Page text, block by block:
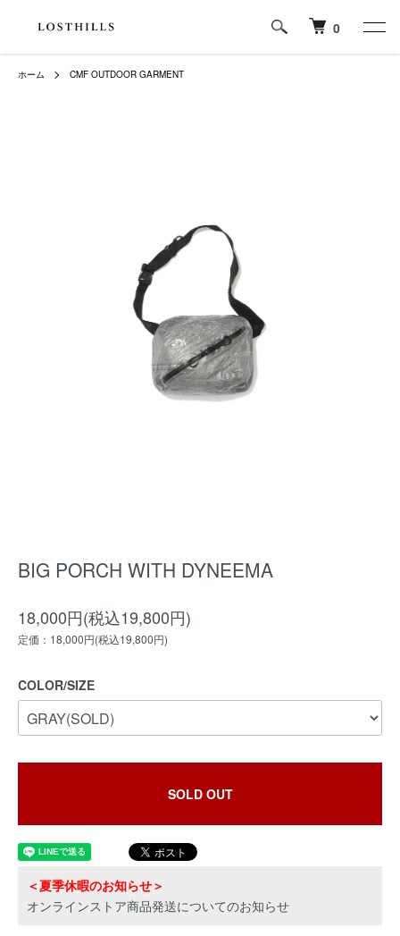
0
ホーム CMF OUTDOOR GARMENT
BIG PORCH WITH DYNEEMA
18,000円(税込19,800円)
定価：18,000円(税込19,800円)
COLOR/SIZE
SOLD OUT
＜夏季休暇のお知らせ＞
オンラインストア商品発送についてのお知らせ